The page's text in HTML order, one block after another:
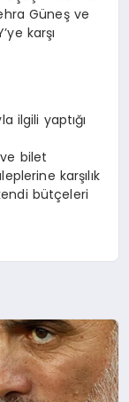
Güneş ve
karşı
ilgili yaptığı
bilet
karşılık
bütçeleri